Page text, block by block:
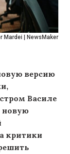
Mardei | NewsMaker
версию
Василе
новую
критики